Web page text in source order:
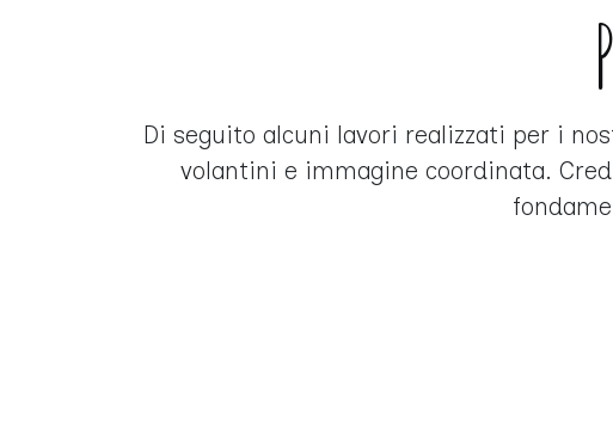
Di seguito alcuni lavori realizzati per i
volantini e immagine coordinata.